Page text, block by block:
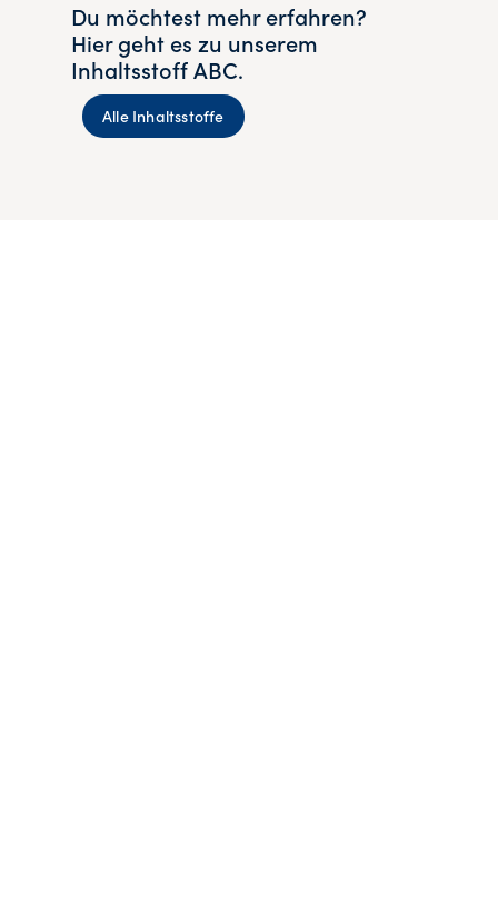
Du möchtest mehr erfahren?
Hier geht es zu unserem
Inhaltsstoff ABC.
Alle Inhaltsstoffe